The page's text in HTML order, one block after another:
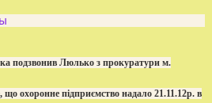
подзвонив Люлько з прокуратури м.
охоронне підприємство надало 21.11.12р. в